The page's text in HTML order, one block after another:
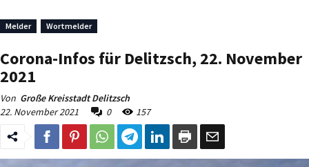
Melder Wortmelder
Corona-Infos für Delitzsch, 22. November
2021
Von Große Kreisstadt Delitzsch
22. November 2021
0 157